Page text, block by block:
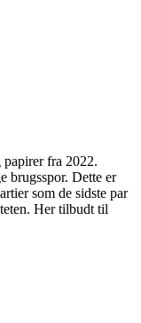
fra 2022.
brugsspor. Dette er
som de sidste par
Her tilbudt til